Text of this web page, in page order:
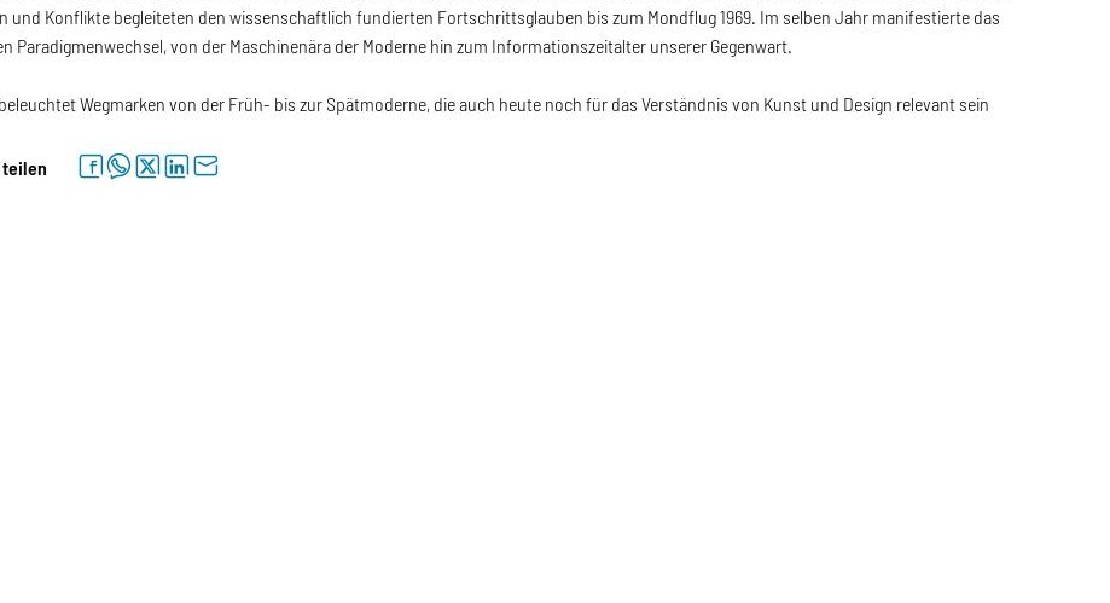
und Konflikte begleiteten den wissenschaftlich fundierten Fortschrittsglauben bis zum Mondflug 1969. Im selben Jahr manifestierte das
Paradigmenwechsel, von der Maschinenära der Moderne hin zum Informationszeitalter unserer Gegenwart.
Wegmarken von der Früh- bis zur Spätmoderne, die auch heute noch für das Verständnis von Kunst und Design relevant sein
teilen
facebookwhatsapptwitterlinkedinletter